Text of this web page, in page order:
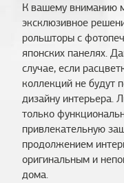
К вашему вниманию
эксклюзивное
рольшторы с
японских панелях.
случае, если
коллекций не будут
дизайну интерьера.
только
привлекательную
продолжением
оригинальным и
дома.